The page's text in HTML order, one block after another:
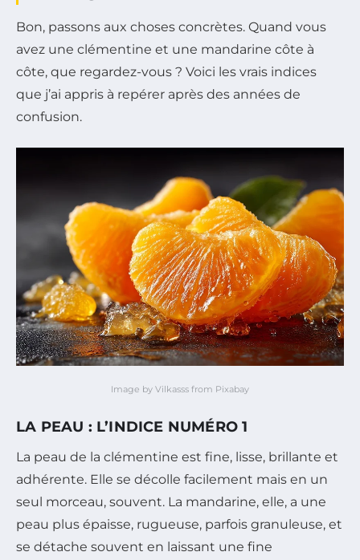
Bon, passons aux choses concrètes. Quand vous
avez une clémentine et une mandarine côte à
côte, que regardez-vous ? Voici les vrais indices
que j’ai appris à repérer après des années de
confusion.
Image by Vilkasss from Pixabay
LA PEAU : L’INDICE NUMÉRO 1
La peau de la clémentine est fine, lisse, brillante et
adhérente. Elle se décolle facilement mais en un
seul morceau, souvent. La mandarine, elle, a une
peau plus épaisse, rugueuse, parfois granuleuse, et
se détache souvent en laissant une fine